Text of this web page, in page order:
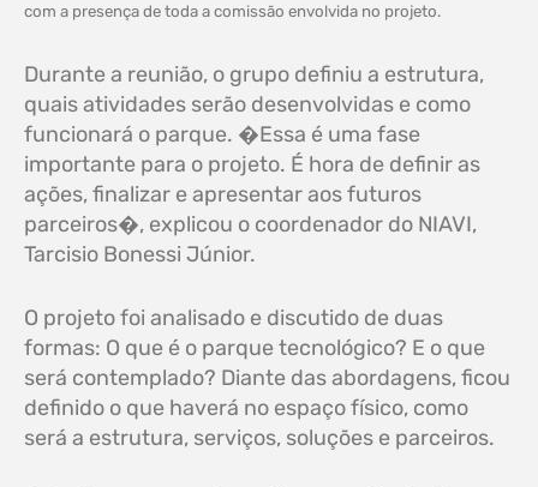
com a presença de toda a comissão envolvida no projeto.
Durante a reunião, o grupo definiu a estrutura,
quais atividades serão desenvolvidas e como
funcionará o parque. �Essa é uma fase
importante para o projeto. É hora de definir as
ações, finalizar e apresentar aos futuros
parceiros�, explicou o coordenador do NIAVI,
Tarcisio Bonessi Júnior.
O projeto foi analisado e discutido de duas
formas: O que é o parque tecnológico? E o que
será contemplado? Diante das abordagens, ficou
definido o que haverá no espaço físico, como
será a estrutura, serviços, soluções e parceiros.